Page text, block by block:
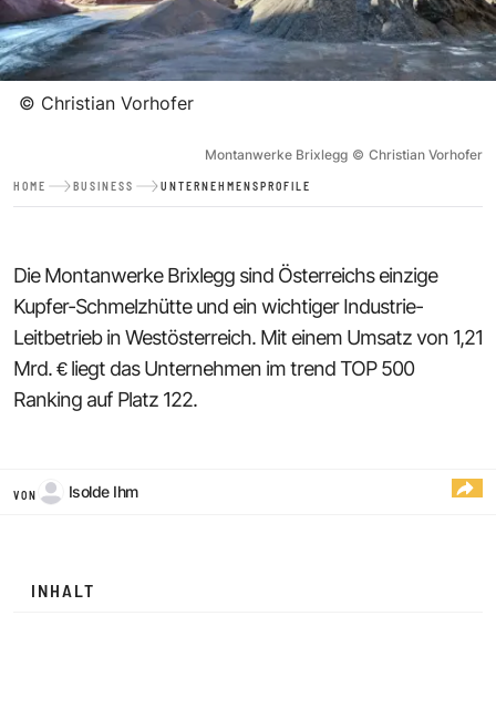
© Christian Vorhofer
Montanwerke Brixlegg © Christian Vorhofer
HOME BUSINESS UNTERNEHMENSPROFILE
Die Montanwerke Brixlegg sind Österreichs einzige
Kupfer-Schmelzhütte und ein wichtiger Industrie-
Leitbetrieb in Westösterreich. Mit einem Umsatz von 1,21
Mrd. € liegt das Unternehmen im trend TOP 500
Ranking auf Platz 122.
VON Isolde Ihm
INHALT